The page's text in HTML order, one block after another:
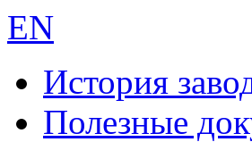
EN
История
Полезные